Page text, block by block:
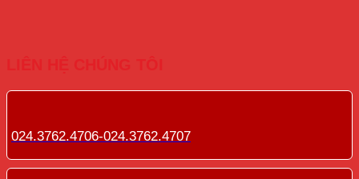
024.3762.4706-024.3762.4707